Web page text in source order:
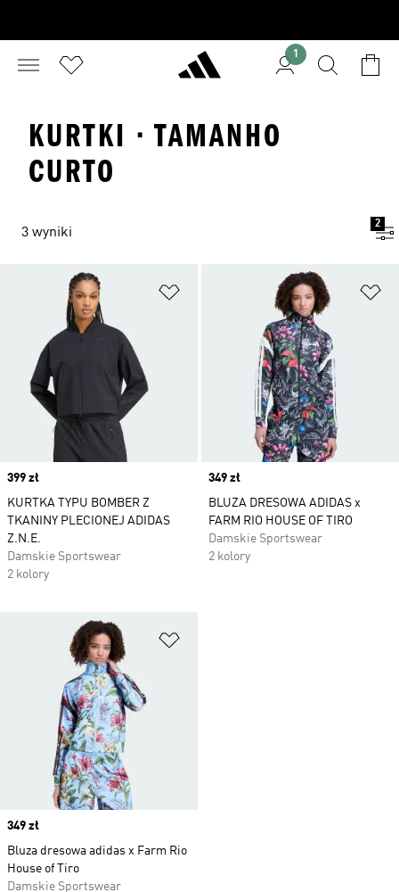
1
KURTKI · TAMANHO
CURTO
3 wyniki
2
Dodaj do listy życzeń
Price
399 zł
KURTKA TYPU BOMBER Z
TKANINY PLECIONEJ ADIDAS
Z.N.E.
Damskie Sportswear
2 kolory
Price
349 zł
BLUZA DRESOWA ADIDAS x
FARM RIO HOUSE OF TIRO
Damskie Sportswear
2 kolory
Price
349 zł
Bluza dresowa adidas x Farm Rio
House of Tiro
Damskie Sportswear